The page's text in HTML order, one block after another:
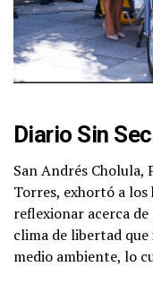
Diario Sin
San Andrés Cholula,
Torres, exhortó a
reflexionar acerca
clima de libertad
medio ambiente, lo